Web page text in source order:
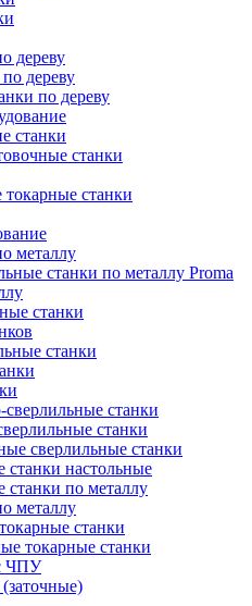
дереву
дереву
по дереву
станки
станки
станки
металлу
станки по металлу Proma
станки
станки
сверлильные станки
станки
сверлильные станки
станки настольные
станки по металлу
металлу
станки
токарные станки
ЧПУ